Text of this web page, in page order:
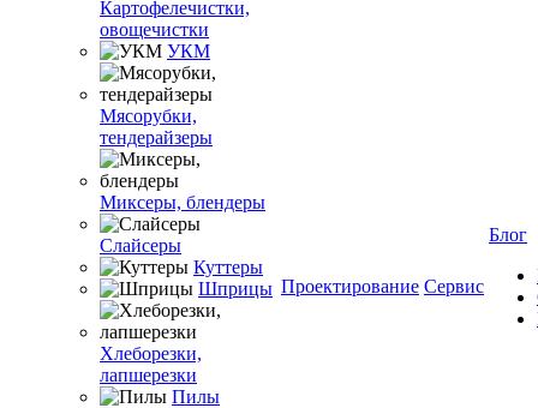
Картофелечистки,
овощечистки
УКМ
Мясорубки,
тендерайзеры
Миксеры, блендеры
Слайсеры
Куттеры
Шприцы
Хлеборезки,
лапшерезки
Пилы
Проектирование Сервис
Блог